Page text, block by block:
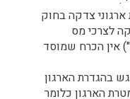
צדקה בחוק
לצרכי מס
אין הכרח שמוסד
בהגדרת הארגון
הארגון כלומר